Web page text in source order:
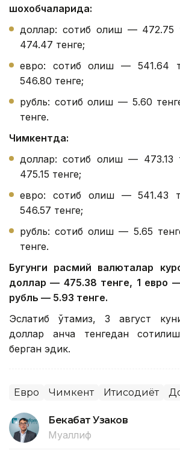
шохобчаларида:
доллар: сотиб олиш —
474.47 тенге;
евро: сотиб олиш — 541.64
546.80 тенге;
рубль: сотиб олиш — 5.60
тенге.
Чимкентда:
доллар: сотиб олиш —
475.15 тенге;
евро: сотиб олиш — 541.43
546.57 тенге;
рубль: сотиб олиш — 5.65
тенге.
Бугунги расмий валюталар
доллар — 475.38 тенге, 1 евро
рубль — 5.93 тенге.
Эслатиб ўтамиз, 3 август
доллар қанча тенгедан
берган эдик.
Евро Чимкент Иқтисодиёт
Бекабат Узаков
Муаллиф